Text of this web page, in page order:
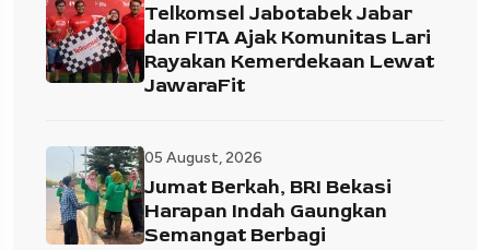
Telkomsel Jabotabek Jabar
dan FITA Ajak Komunitas Lari
Rayakan Kemerdekaan Lewat
JawaraFit
05 August, 2026
Jumat Berkah, BRI Bekasi
Harapan Indah Gaungkan
Semangat Berbagi